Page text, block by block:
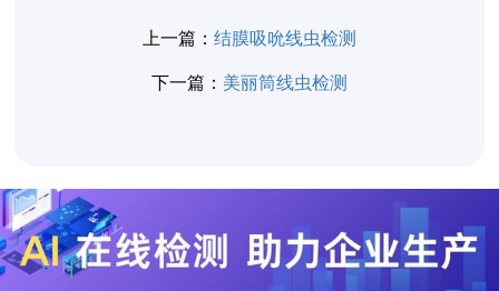
上一篇： 结膜吸吮线虫检测
下一篇： 美丽筒线虫检测